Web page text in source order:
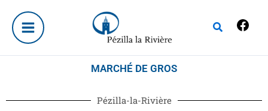
contenu
Rechercher
MARCHÉ DE GROS
Pézilla-la-Rivière